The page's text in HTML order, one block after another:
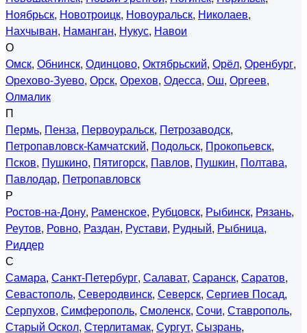
Ноябрьск, Новотроицк, Новоуральск, Николаев,
Нахчыван, Наманган, Нукус, Навои
О
Омск, Обнинск, Одинцово, Октябрьский, Орёл, Оренбург,
Орехово-Зуево, Орск, Орехов, Одесса, Ош, Оргеев,
Олмалик
П
Пермь, Пенза, Первоуральск, Петрозаводск,
Петропавловск-Камчатский, Подольск, Прокопьевск,
Псков, Пушкино, Пятигорск, Павлов, Пушкин, Полтава,
Павлодар, Петропавловск
Р
Ростов-на-Дону, Раменское, Рубцовск, Рыбинск, Рязань,
Реутов, Ровно, Раздан, Рустави, Рудный, Рыбница,
Риддер
С
Самара, Санкт-Петербург, Салават, Саранск, Саратов,
Севастополь, Северодвинск, Северск, Сергиев Посад,
Серпухов, Симферополь, Смоленск, Сочи, Ставрополь,
Старый Оскол, Стерлитамак, Сургут, Сызрань,